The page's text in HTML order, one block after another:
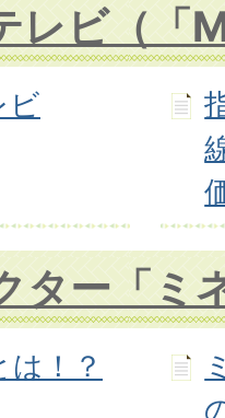
レビ（「
ビ
ター「ミ
は！？